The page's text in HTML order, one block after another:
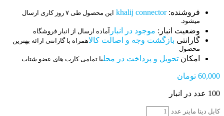
فروشنده:khalij connector این محصول طی ۷ روز کاری ارسال
میشود.
وضعیت انبار: موجود در انبار آماده ارسال از انبار فروشگاه
گارانتی بازگشت وجه و اصالت کالاهمراه با گارانتی ارائه بهترین
محصول
امکان تحویل و پرداخت در محلبا تمامی کارت های عضو شتاب
60,000 تومان
100 عدد در انبار
کابل دیتا ماینر عدد